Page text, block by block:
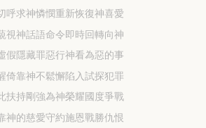
呼求神憐憫重新恢復神喜愛
視神話語命令即時回轉向神
假隱藏罪惡行神看為惡的事
倚靠神不鬆懈陷入試探犯罪
扶持剛強為神榮耀國度爭戰
神的慈愛守約施恩戰勝仇恨